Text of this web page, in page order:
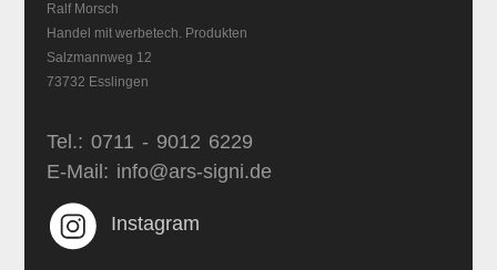
Ralf Morsch
Handel mit werbetech. Produkten
Salzmannweg 12
73732 Esslingen
Tel.: 0711 - 9012 6229
E-Mail: info@ars-signi.de
Instagram